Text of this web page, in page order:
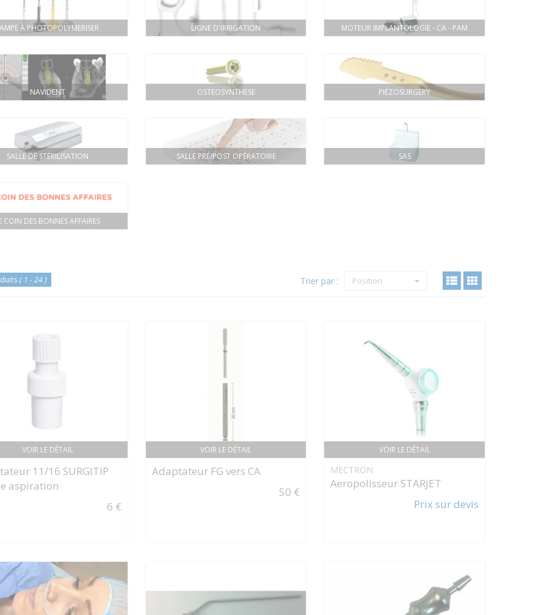
À PHOTOPOLYMERISER LIGNE D'IRRIGATION MOTEUR IMPLANTOLOGIE - CA - PAM
NAVIDENT OSTEOSYNTHESE PIÉZOSURGERY
SALLE DE STÉRILISATION SALLE PRÉ/POST OPÉRATOIRE SAS
COIN DES BONNES AFFAIRES
( 1 - 24 ) Trier par : Position
VOIR LE DÉTAIL
11/16 SURGITIP
aspiration
6 €
VOIR LE DÉTAIL
Adaptateur FG vers CA
50 €
VOIR LE DÉTAIL
MECTRON
Aeropolisseur STARJET
Prix sur devis